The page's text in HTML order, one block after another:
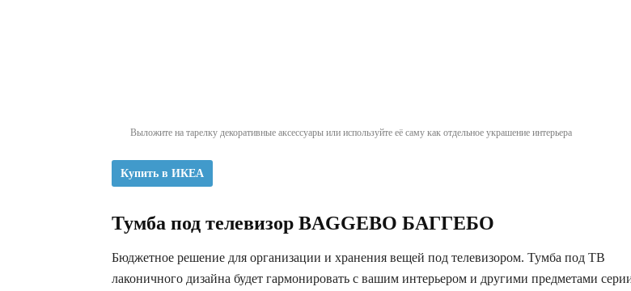
Выложите на тарелку декоративные аксессуары или используйте её саму как отдельное украшение интерьера
Купить в ИКЕА
Тумба под телевизор BAGGEBO БАГГЕБО
Бюджетное решение для организации и хранения вещей под телевизором. Тумба под ТВ
лаконичного дизайна будет гармонировать с вашим интерьером и другими предметами